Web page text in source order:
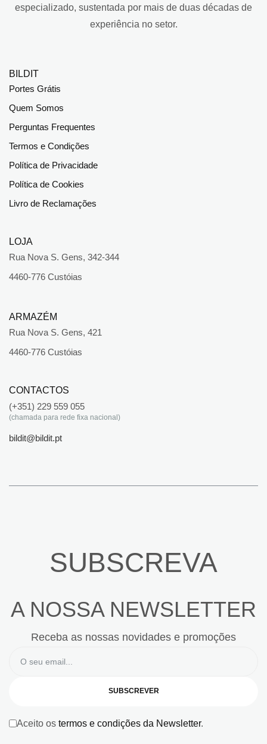
especializado, sustentada por mais de duas décadas de
experiência no setor.
BILDIT
Portes Grátis
Quem Somos
Perguntas Frequentes
Termos e Condições
Política de Privacidade
Política de Cookies
Livro de Reclamações
LOJA
Rua Nova S. Gens, 342-344
4460-776 Custóias
ARMAZÉM
Rua Nova S. Gens, 421
4460-776 Custóias
CONTACTOS
(+351) 229 559 055
(chamada para rede fixa nacional)
bildit@bildit.pt
SUBSCREVA
A NOSSA NEWSLETTER
Receba as nossas novidades e promoções
SUBSCREVER
Aceito os termos e condições da Newsletter.